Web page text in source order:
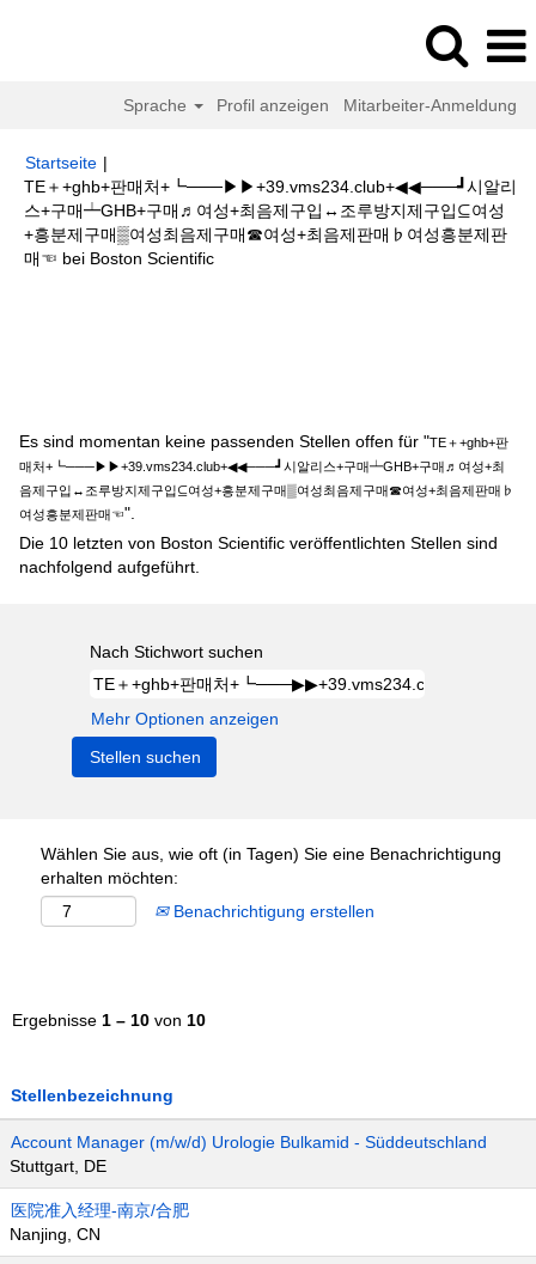
Sprache Profil anzeigen Mitarbeiter-Anmeldung
Startseite |
TE＋+ghb+판매처+┗───▶▶+39.vms234.club+◀◀───┛시알리
스+구매┷GHB+구매♬여성+최음제구입↔조루방지제구입⊆여성
+흥분제구매▒여성최음제구매☎여성+최음제판매♭여성흥분제판
매☜ bei Boston Scientific(aktuelle
Es sind momentan keine passenden Stellen offen für "TE＋+ghb+판
매처+┗───▶▶+39.vms234.club+◀◀───┛시알리스+구매┷GHB+구매♬여성+최
음제구입↔조루방지제구입⊆여성+흥분제구매▒여성최음제구매☎여성+최음제판매♭
여성흥분제판매☜".
Die 10 letzten von Boston Scientific veröffentlichten Stellen sind
nachfolgend aufgeführt.
Nach Stichwort suchen
Mehr Optionen anzeigen
Wählen Sie aus, wie oft (in Tagen) Sie eine Benachrichtigung
erhalten möchten:
Benachrichtigung erstellen
Ergebnisse 1 – 10 von 10
Stellenbezeichnung
Account Manager (m/w/d) Urologie Bulkamid - Süddeutschland
Stuttgart, DE
医院准入经理-南京/合肥
Nanjing, CN